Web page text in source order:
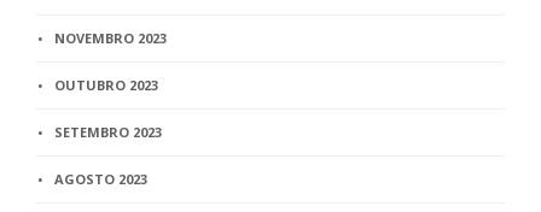
NOVEMBRO 2023
OUTUBRO 2023
SETEMBRO 2023
AGOSTO 2023